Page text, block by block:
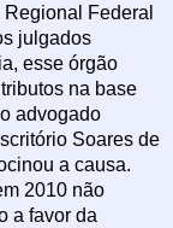
Federal
julgados
esse órgão
na base
advogado
Soares de
a causa.
2010 não
a favor da